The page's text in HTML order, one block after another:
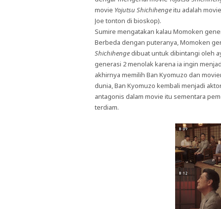
movie Yojutsu Shichihengeitu adalah
Joe tonton di bioskop).
Sumire mengatakan kalau Momoken
Berbeda dengan puteranya, Momoken
Shichihengedibuat untuk dibintangi oleh
generasi 2 menolak karena ia ingin
akhirnya memilih Ban Kyomuzo dan
dunia, Ban Kyomuzo kembali menjadi
antagonis dalam movie itu sementara
terdiam.